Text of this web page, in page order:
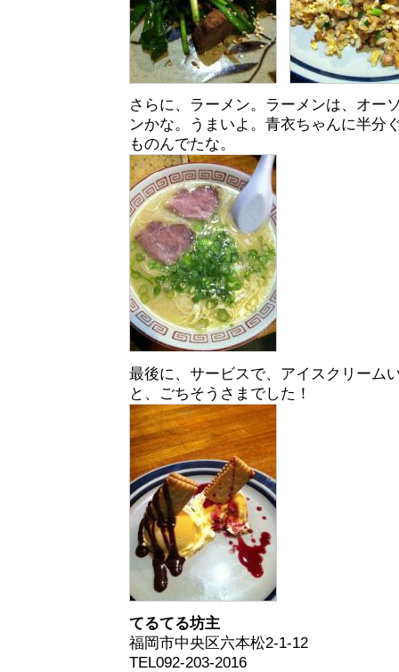
さらに、ラーメン。ラーメンは、オー
ンかな。うまいよ。青衣ちゃんに半分
ものんでたな。
最後に、サービスで、アイスクリーム
と、ごちそうさまでした！
てるてる坊主
福岡市中央区六本松2-1-12
TEL092-203-2016